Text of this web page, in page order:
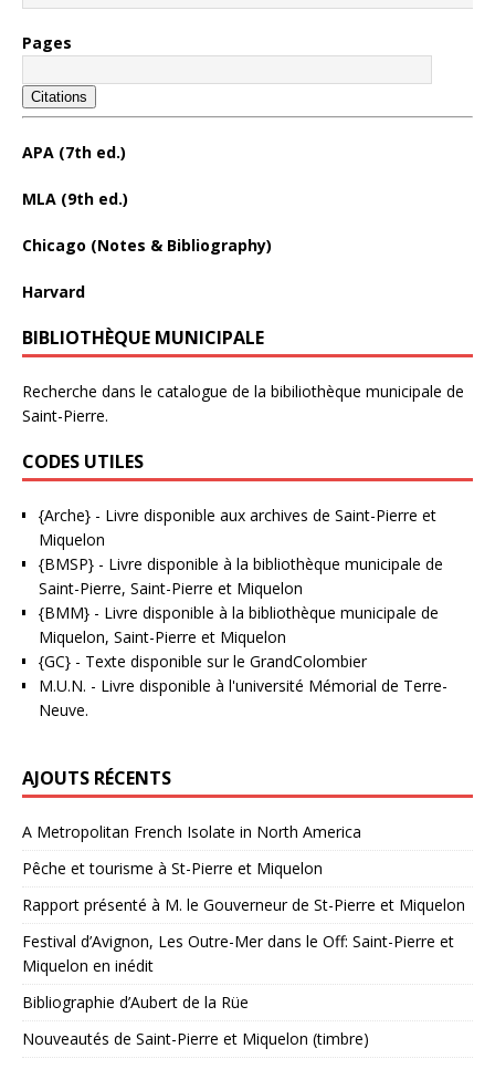
Pages
Citations
APA (7th ed.)
MLA (9th ed.)
Chicago (Notes & Bibliography)
Harvard
BIBLIOTHÈQUE MUNICIPALE
Recherche dans le catalogue de la bibiliothèque municipale de
Saint-Pierre.
CODES UTILES
{Arche} - Livre disponible aux archives de Saint-Pierre et
Miquelon
{BMSP} - Livre disponible à la bibliothèque municipale de
Saint-Pierre, Saint-Pierre et Miquelon
{BMM} - Livre disponible à la bibliothèque municipale de
Miquelon, Saint-Pierre et Miquelon
{GC} - Texte disponible sur le GrandColombier
M.U.N. - Livre disponible à l'université Mémorial de Terre-
Neuve.
AJOUTS RÉCENTS
A Metropolitan French Isolate in North America
Pêche et tourisme à St-Pierre et Miquelon
Rapport présenté à M. le Gouverneur de St-Pierre et Miquelon
Festival d’Avignon, Les Outre-Mer dans le Off: Saint-Pierre et
Miquelon en inédit
Bibliographie d’Aubert de la Rüe
Nouveautés de Saint-Pierre et Miquelon (timbre)